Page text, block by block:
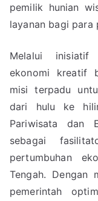
pemilik hunian
layanan bagi para
Melalui inisiatif
ekonomi kreatif
misi terpadu
dari hulu ke
Pariwisata dan
sebagai
pertumbuhan
Tengah. Dengan
pemerintah